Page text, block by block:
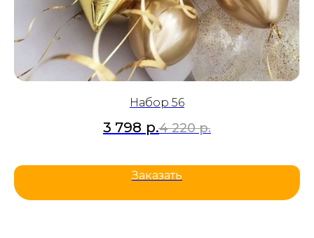
Набор 56
3 798 р.4 220 р.
Заказать